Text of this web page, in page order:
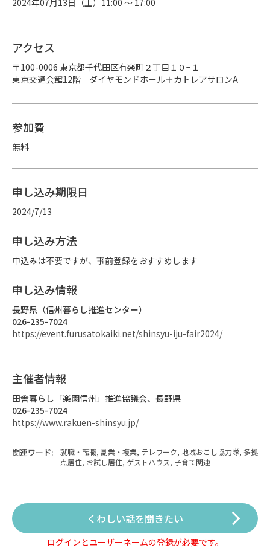
2024年07月13日（土）11:00 〜 17:00
アクセス
〒100-0006 東京都千代田区有楽町２丁目１０−１
東京交通会館12階　ダイヤモンドホール＋カトレアサロンA
参加費
無料
申し込み期限日
2024/7/13
申し込み方法
申込みは不要ですが、事前登録をおすすめします
申し込み情報
長野県（信州暮らし推進センター）
026-235-7024
https://event.furusatokaiki.net/shinsyu-iju-fair2024/
主催者情報
田舎暮らし「楽園信州」推進協議会、長野県
026-235-7024
https://www.rakuen-shinsyu.jp/
関連ワード:
就職・転職, 副業・複業, テレワーク, 地域おこし協力隊, 多拠
点居住, お試し居住, ゲストハウス, 子育て関連
くわしい話を聞きたい
ログインとユーザーネームの登録が必要です。